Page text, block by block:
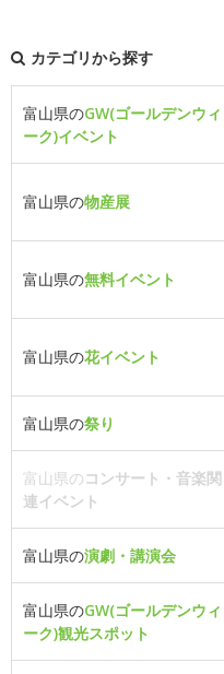
カテゴリから探す
富山県のGW(ゴールデンウィ
ーク)イベント
富山県の物産展
富山県の無料イベント
富山県の花イベント
富山県の祭り
富山県のコンサート・音楽関
連イベント
富山県の演劇・講演会
富山県のGW(ゴールデンウィ
ーク)観光スポット